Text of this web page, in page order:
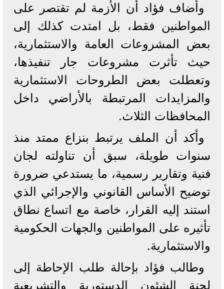
وأضاف فؤاد أن الأزمة لم تقتصر على
المواطنين فقط، بل امتدت كذلك إلى
بعض المشروعات العامة والاستثمارية،
حيث تأثرت مشروعات جار تنفيذها،
وتعطلت بعض الطروحات الاستثمارية
والمزايدات المرتبطة بالأراضي داخل
المحافظات الثلاث.
وأكد أن الملف يرتبط بنزاع ممتد منذ
سنوات طويلة، سبق أن تناولته لجان
فنية وتقارير رسمية، ما يستدعي ضرورة
توضيح الأساس القانوني والإجرائي الذي
استند إليه القرار، خاصة مع اتساع نطاق
تأثيره على المواطنين والجهات الحكومية
والاستثمارية.
وطالب فؤاد بإحالة طلب الإحاطة إلى
لجنة الشئون الدستورية والتشريعية